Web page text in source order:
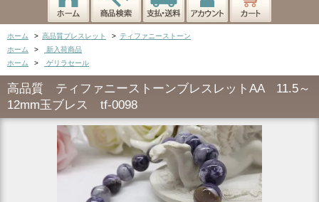
ホーム > 高品質ブレスレット > ティファニーストーン
ホーム
>
新入荷商品
ホーム
> ゲリラセール
高品質 ティファニーストーンブレスレットAA 11.5～
12mm玉ブレス tf-0098